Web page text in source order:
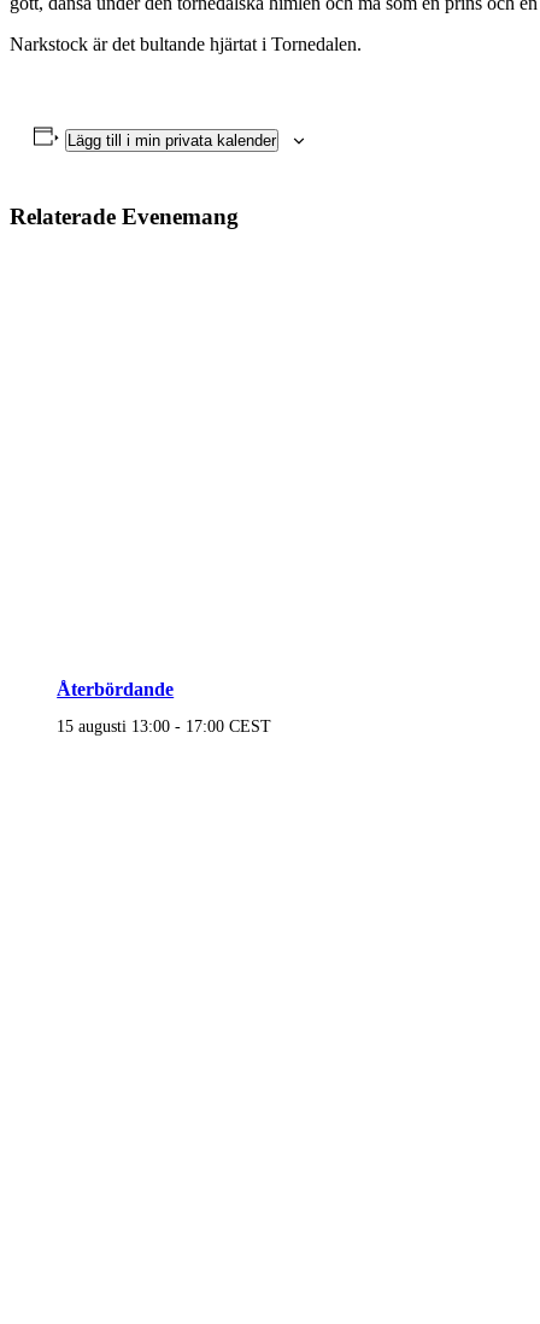
Narkstock är det bultande hjärtat i Tornedalen.
Lägg till i min privata kalender
Relaterade Evenemang
Återbördande
15 augusti 13:00 - 17:00 CEST